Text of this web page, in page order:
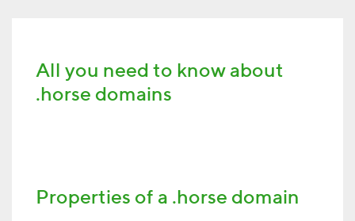
All you need to know about
.horse domains
Properties of a .horse domain